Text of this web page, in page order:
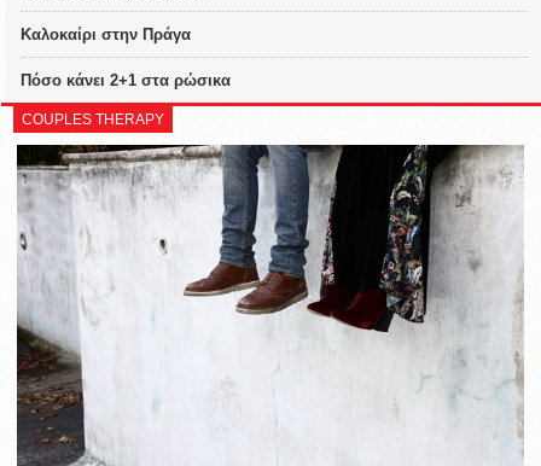
Καλοκαίρι στην Πράγα
Πόσο κάνει 2+1 στα ρώσικα
COUPLES THERAPY